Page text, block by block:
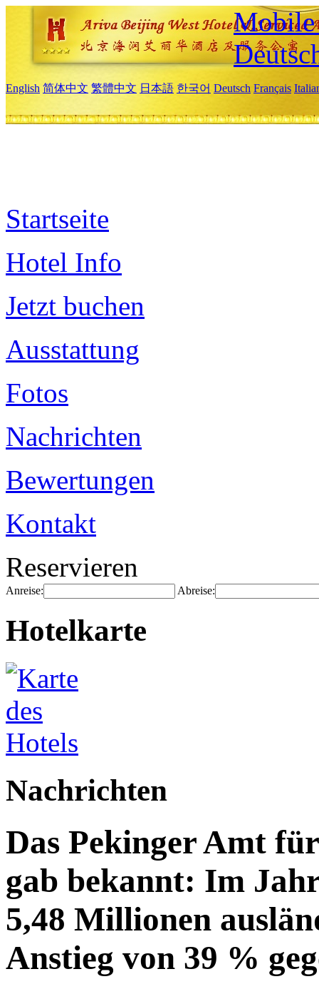
Mobile
English 简体中文 繁體中文 日本語 한국어 Deutsch Français
Startseite
Hotel Info
Jetzt buchen
Ausstattung
Fotos
Nachrichten
Bewertungen
Kontakt
Reservieren
Anreise: Abreise:
Hotelkarte
Nachrichten
Das Pekinger Amt
gab bekannt: Im
5,48 Millionen
Anstieg von 39 %